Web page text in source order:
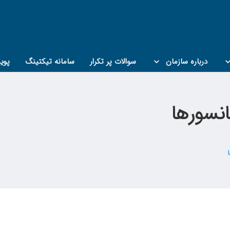
درباره سازمان سوالات پر تکرار سامانه تیکتینگ